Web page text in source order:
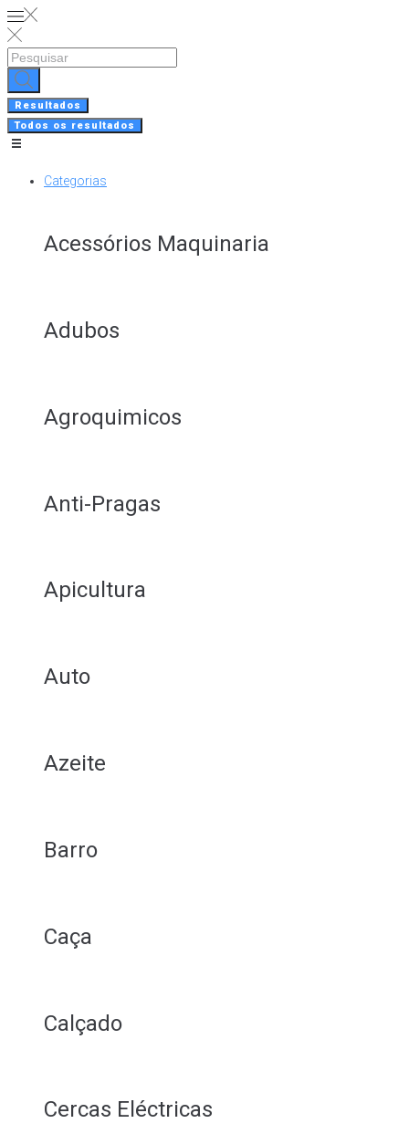
Skip
to
content
Search
Resultados
Todos os resultados
Categorias
Acessórios Maquinaria
Adubos
Agroquimicos
Anti-Pragas
Apicultura
Auto
Azeite
Barro
Caça
Calçado
Cercas Eléctricas